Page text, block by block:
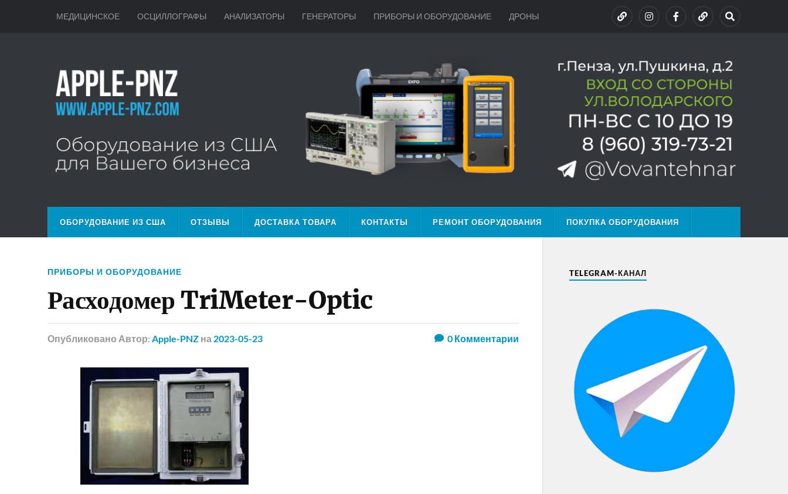
МЕДИЦИНСКОЕ ОСЦИЛЛОГРАФЫ АНАЛИЗАТОРЫ ГЕНЕРАТОРЫ ПРИБОРЫ И ОБОРУДОВАНИЕ ДРОНЫ
ОБОРУДОВАНИЕ ИЗ США ОТЗЫВЫ ДОСТАВКА ТОВАРА КОНТАКТЫ РЕМОНТ ОБОРУДОВАНИЯ ПОКУПКА ОБОРУДОВАНИЯ
ПРИБОРЫ И ОБОРУДОВАНИЕ
Расходомер TriMeter-Optic
Опубликовано Автор: Apple-PNZ на 2023-05-23 0Комментарии
TELEGRAM-КАНАЛ